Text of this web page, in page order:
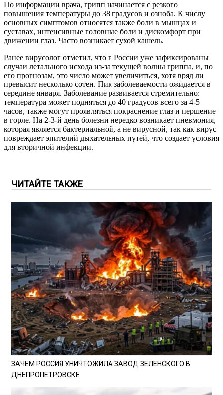
По информации врача, грипп начинается с резкого
повышения температуры до 38 градусов и озноба. К числу
основных симптомов относятся также боли в мышцах и
суставах, интенсивные головные боли и дискомфорт при
движении глаз. Часто возникает сухой кашель.
Ранее вирусолог отметил, что в России уже зафиксированы
случаи летального исхода из-за текущей волны гриппа, и, по
его прогнозам, это число может увеличиться, хотя вряд ли
превысит несколько сотен. Пик заболеваемости ожидается в
середине января. Заболевание развивается стремительно:
температура может подняться до 40 градусов всего за 4-5
часов, также могут проявляться покраснение глаз и першение
в горле. На 2-3-й день болезни нередко возникает пневмония,
которая является бактериальной, а не вирусной, так как вирус
повреждает эпителий дыхательных путей, что создает условия
для вторичной инфекции.
ЧИТАЙТЕ ТАКЖЕ
ЗАЧЕМ РОССИЯ УНИЧТОЖИЛА ЗАВОД ЗЕЛЕНСКОГО В
ДНЕПРОПЕТРОВСКЕ